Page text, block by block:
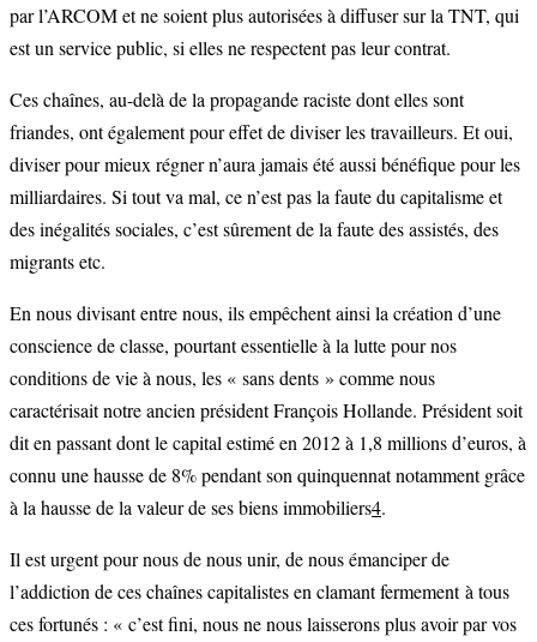
par l’ARCOM et ne soient plus autorisées à diffuser sur la TNT, qui
est un service public, si elles ne respectent pas leur contrat.
Ces chaînes, au-delà de la propagande raciste dont elles sont
friandes, ont également pour effet de diviser les travailleurs. Et oui,
diviser pour mieux régner n’aura jamais été aussi bénéfique pour les
milliardaires. Si tout va mal, ce n’est pas la faute du capitalisme et
des inégalités sociales, c’est sûrement de la faute des assistés, des
migrants etc.
En nous divisant entre nous, ils empêchent ainsi la création d’une
conscience de classe, pourtant essentielle à la lutte pour nos
conditions de vie à nous, les « sans dents » comme nous
caractérisait notre ancien président François Hollande. Président soit
dit en passant dont le capital estimé en 2012 à 1,8 millions d’euros, à
connu une hausse de 8% pendant son quinquennat notamment grâce
à la hausse de la valeur de ses biens immobiliers4.
Il est urgent pour nous de nous unir, de nous émanciper de
l’addiction de ces chaînes capitalistes en clamant fermement à tous
ces fortunés : « c’est fini, nous ne nous laisserons plus avoir par vos